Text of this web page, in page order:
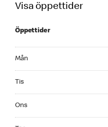
Visa öppettider
Öppettider
Mån
Tis
Ons